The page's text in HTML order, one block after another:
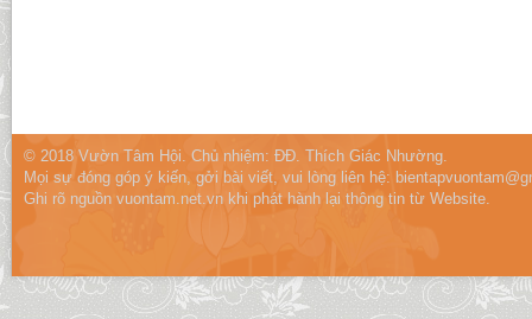
© 2018 Vườn Tâm Hội. Chủ nhiệm: ĐĐ. Thích Giác Nhường.
Mọi sự đóng góp ý kiến, gởi bài viết, vui lòng liên hệ:
Ghi rõ nguồn vuontam.net.vn khi phát hành lại thông tin từ Website.